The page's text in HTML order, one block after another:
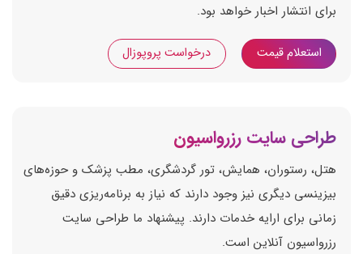
برای انتشار اخبار خواهد بود.
استعلام قیمت درخواست پروپوزال
طراحی سایت رزرواسیون
هتل، رستوران، همایش، تور گردشگری، مطب پزشک و حوزه‌های
بیزینسی دیگری نیز وجود دارند که نیاز به برنامه‌ریزی دقیق
زمانی برای ارایه خدمات دارند. پیشنهاد ما طراحی سایت
رزرواسیون آنلاین است.